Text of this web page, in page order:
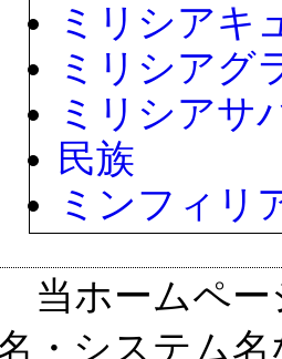
ミリシアキ
ミリシアグ
ミリシアサ
民族
ミンフィリ
当ホームペ
・システム